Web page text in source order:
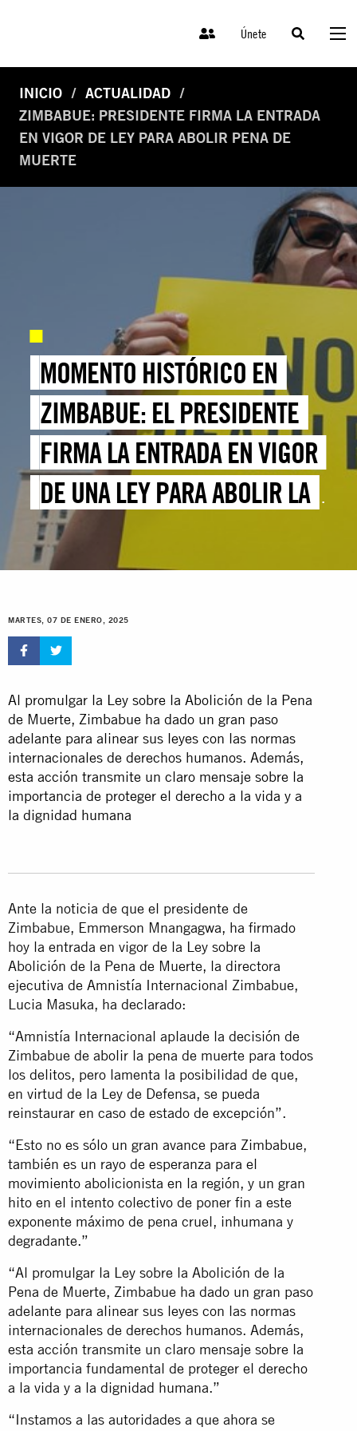
Únete
INICIO
ACTUALIDAD
ZIMBABUE: PRESIDENTE FIRMA LA ENTRADA
EN VIGOR DE LEY PARA ABOLIR PENA DE
MUERTE
MOMENTO HISTÓRICO EN
ZIMBABUE: EL PRESIDENTE
FIRMA LA ENTRADA EN VIGOR
DE UNA LEY PARA ABOLIR LA
PENA DE MUERTE EN
CIRCUNSTANCIAS
ORDINARIAS
MARTES, 07 DE ENERO, 2025
Al promulgar la Ley sobre la Abolición de la Pena
de Muerte, Zimbabue ha dado un gran paso
adelante para alinear sus leyes con las normas
internacionales de derechos humanos. Además,
esta acción transmite un claro mensaje sobre la
importancia de proteger el derecho a la vida y a
la dignidad humana
Ante la noticia de que el presidente de
Zimbabue, Emmerson Mnangagwa, ha firmado
hoy la entrada en vigor de la Ley sobre la
Abolición de la Pena de Muerte, la directora
ejecutiva de Amnistía Internacional Zimbabue,
Lucia Masuka, ha declarado:
“Amnistía Internacional aplaude la decisión de
Zimbabue de abolir la pena de muerte para todos
los delitos, pero lamenta la posibilidad de que,
en virtud de la Ley de Defensa, se pueda
reinstaurar en caso de estado de excepción”.
“Esto no es sólo un gran avance para Zimbabue,
también es un rayo de esperanza para el
movimiento abolicionista en la región, y un gran
hito en el intento colectivo de poner fin a este
exponente máximo de pena cruel, inhumana y
degradante.”
“Al promulgar la Ley sobre la Abolición de la
Pena de Muerte, Zimbabue ha dado un gran paso
adelante para alinear sus leyes con las normas
internacionales de derechos humanos. Además,
esta acción transmite un claro mensaje sobre la
importancia fundamental de proteger el derecho
a la vida y a la dignidad humana.”
“Instamos a las autoridades a que ahora se